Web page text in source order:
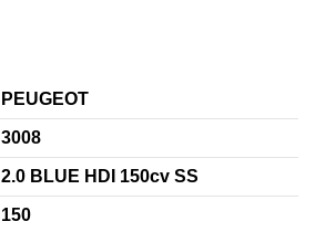
PEUGEOT
3008
2.0 BLUE HDI 150cv SS
150